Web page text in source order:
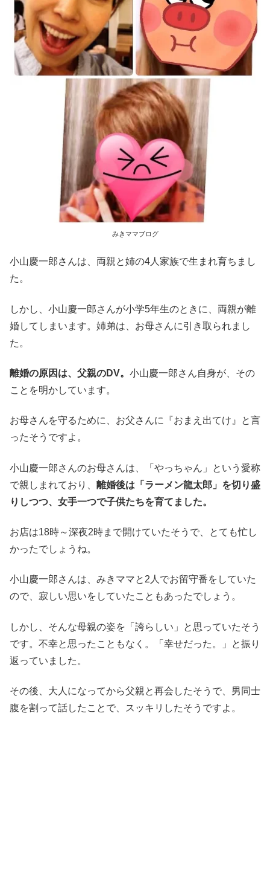
みきママブログ
小山慶一郎さんは、両親と姉の4人家族で生まれ育ちまし
た。
しかし、小山慶一郎さんが小学5年生のときに、両親が離
婚してしまいます。姉弟は、お母さんに引き取られまし
た。
離婚の原因は、父親のDV。 小山慶一郎さん自身が、その
ことを明かしています。
お母さんを守るために、お父さんに『おまえ出てけ』と言
ったそうですよ。
小山慶一郎さんのお母さんは、「やっちゃん」という愛称
で親しまれており、 離婚後は「ラーメン龍太郎」を切り盛
りしつつ、女手一つで子供たちを育てました。
お店は18時～深夜2時まで開けていたそうで、とても忙し
かったでしょうね。
小山慶一郎さんは、みきママと2人でお留守番をしていた
ので、寂しい思いをしていたこともあったでしょう。
しかし、そんな母親の姿を「誇らしい」と思っていたそう
です。不幸と思ったこともなく。「幸せだった。」と振り
返っていました。
その後、大人になってから父親と再会したそうで、男同士
腹を割って話したことで、スッキリしたそうですよ。